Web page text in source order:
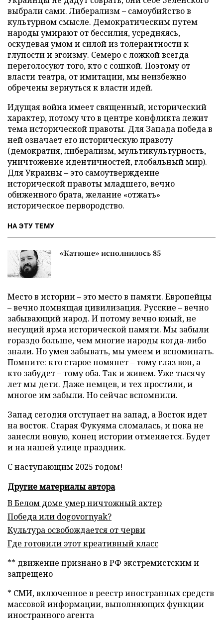
выбрали сами. Либерализм – самоубийство в
культурном смысле. Демократическим путем
народы умирают от бессилия, усредняясь,
оскудевая умом и силой из толерантности к
глупости и эгоизму. Семеро с ложкой всегда
переголосуют того, кто с сошкой. Поэтому от
власти театра, от имитации, мы неизбежно
обречены вернуться к власти идей.
Идущая война имеет священный, исторический
характер, потому что в центре конфликта лежит
тема исторической правоты. Для Запада победа в
ней означает его историческую правоту
(демократия, либерализм, мультикультурность,
уничтожение идентичностей, глобальный мир).
Для Украины – это самоутверждение
исторической правоты младшего, вечно
обиженного брата, желание «отжать»
историческое первородство.
НА ЭТУ ТЕМУ
«Катюше» исполнилось 85
Место в истории – это место в памяти. Европейцы
– вечно помнящая цивилизация. Русские – вечно
забывающий народ. И потому вечно юный, не
несущий ярма исторической памяти. Мы забыли
гораздо больше, чем многие народы когда-либо
знали. Но умея забывать, мы умеем и вспоминать.
Помните: кто старое помянет – тому глаз вон, а
кто забудет – тому оба. Так и живем. Уже тысячу
лет мы дети. Даже немцев, и тех простили, и
многое им забыли. Но сейчас вспомнили.
Запад сегодня отступает на запад, а Восток идет
на восток. Старая Фукуяма сломалась, и пока не
занесли новую, конец истории отменяется. Будет
и на нашей улице праздник.
С наступающим 2025 годом!
Другие материалы автора
В Белом доме умер ничтожный актер
Победа или dogovornyak?
Культура освобождается от черви
Где готовили этот креативный класс
** движение признано в РФ экстремистским и
запрещено
* СМИ, включенное в реестр иностранных средств
массовой информации, выполняющих функции
иностранного агента